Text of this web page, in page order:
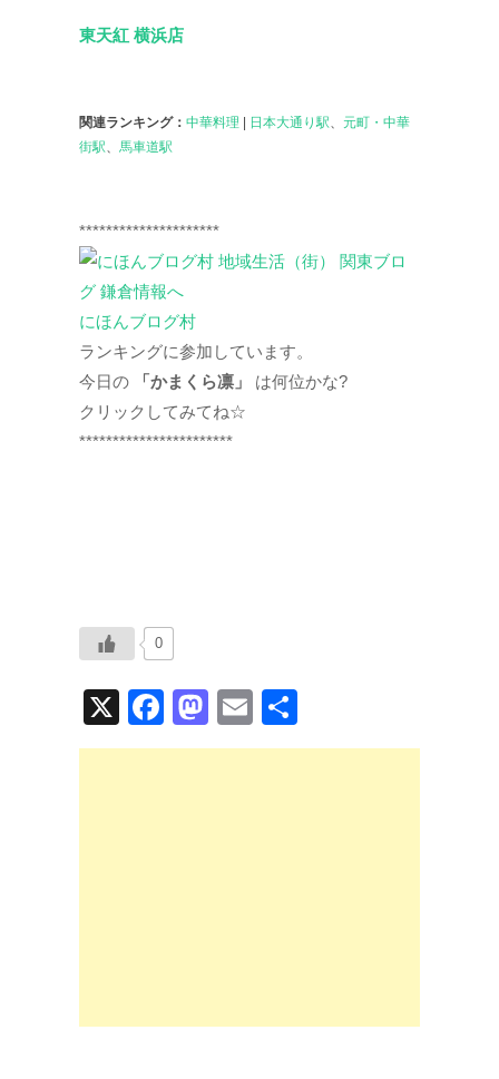
東天紅 横浜店
関連ランキング： 中華料理 日本大通り駅、 元町・中華
街駅、 馬車道駅
*********************
にほんブログ村
ランキングに参加しています。
今日の
「かまくら凛」
は何位かな?
クリックしてみてね☆
***********************
0
X
F
a
M
a
E
m 有